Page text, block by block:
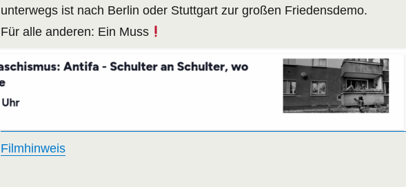
unterwegs ist nach Berlin oder Stuttgart zur großen Friedensdemo.
Für alle anderen: Ein Muss
Filmhinweis